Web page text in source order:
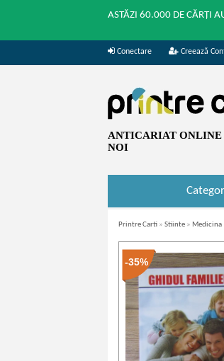
ASTĂZI 60.000 DE CĂRȚI
Conectare Creează
ANTICARIAT
NOI
Printre Carti » Stiinte » Medicina
-35%